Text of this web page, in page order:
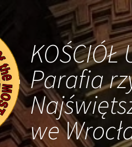
KOŚCIÓŁ
Parafia
we